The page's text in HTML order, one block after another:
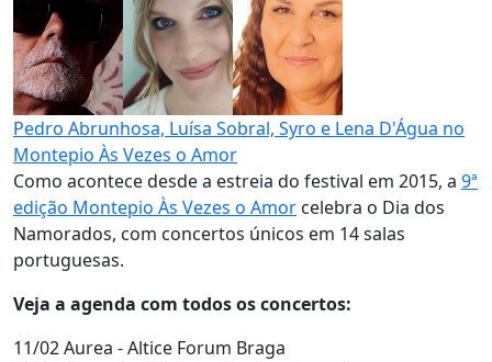
Pedro Abrunhosa, Luísa Sobral, Syro e Lena D'Água no
Montepio Às Vezes o Amor
Como acontece desde a estreia do festival em 2015, a 9ª
edição Montepio Às Vezes o Amor celebra o Dia dos
Namorados, com concertos únicos em 14 salas
portuguesas.
Veja a agenda com todos os concertos:
11/02 Aurea - Altice Forum Braga